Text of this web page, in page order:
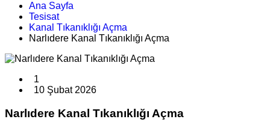
Ana Sayfa
Tesisat
Kanal Tıkanıklığı Açma
Narlıdere Kanal Tıkanıklığı Açma
1
10 Şubat 2026
Narlıdere Kanal Tıkanıklığı Açma